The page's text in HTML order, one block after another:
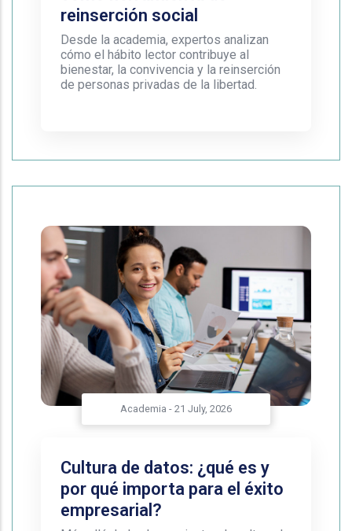
reinserción social
Desde la academia, expertos analizan
cómo el hábito lector contribuye al
bienestar, la convivencia y la reinserción
de personas privadas de la libertad.
Academia - 21 July, 2026
Cultura de datos: ¿qué es y
por qué importa para el éxito
empresarial?